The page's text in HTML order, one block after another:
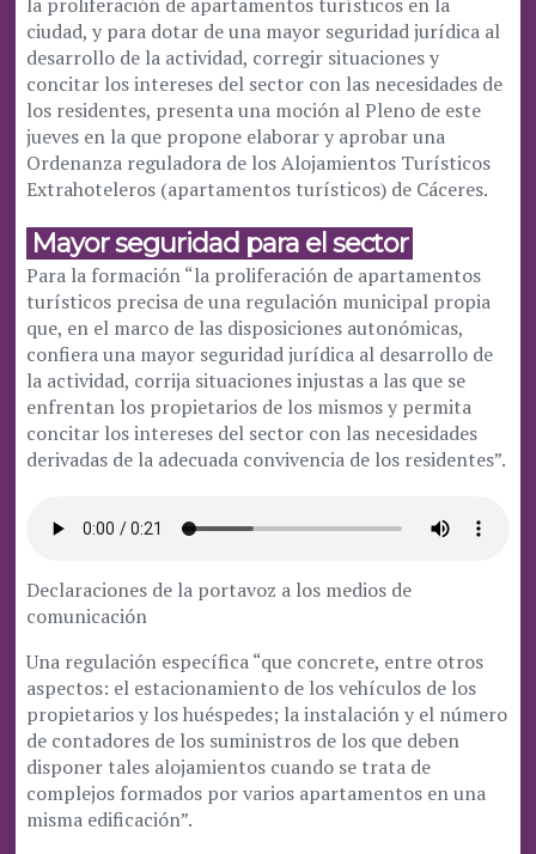
ciudad, y para dotar de una mayor seguridad jurídica al
desarrollo de la actividad, corregir situaciones y
concitar los intereses del sector con las necesidades de
los residentes, presenta una moción al Pleno de este
jueves en la que propone elaborar y aprobar una
Ordenanza reguladora de los Alojamientos Turísticos
Extrahoteleros (apartamentos turísticos) de Cáceres.
Mayor seguridad para el sector
Para la formación “la proliferación de apartamentos
turísticos precisa de una regulación municipal propia
que, en el marco de las disposiciones autonómicas,
confiera una mayor seguridad jurídica al desarrollo de
la actividad, corrija situaciones injustas a las que se
enfrentan los propietarios de los mismos y permita
concitar los intereses del sector con las necesidades
derivadas de la adecuada convivencia de los residentes”.
Declaraciones de la portavoz a los medios de
comunicación
Una regulación específica “que concrete, entre otros
aspectos: el estacionamiento de los vehículos de los
propietarios y los huéspedes; la instalación y el número
de contadores de los suministros de los que deben
disponer tales alojamientos cuando se trata de
complejos formados por varios apartamentos en una
misma edificación”.